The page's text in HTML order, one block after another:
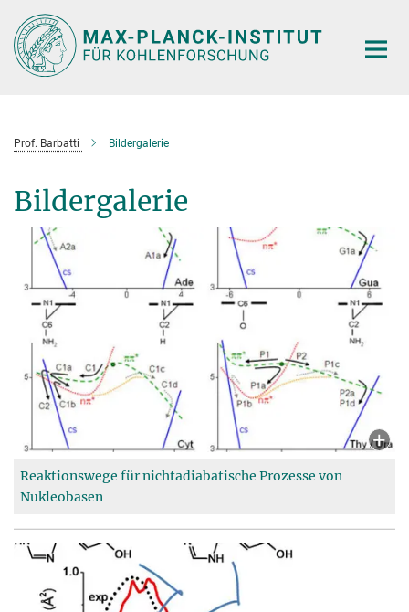
Hauptinhalt
Prof. Barbatti Bildergalerie
Bildergalerie
Reaktionswege für nichtadiabatische Prozesse von
Nukleobasen